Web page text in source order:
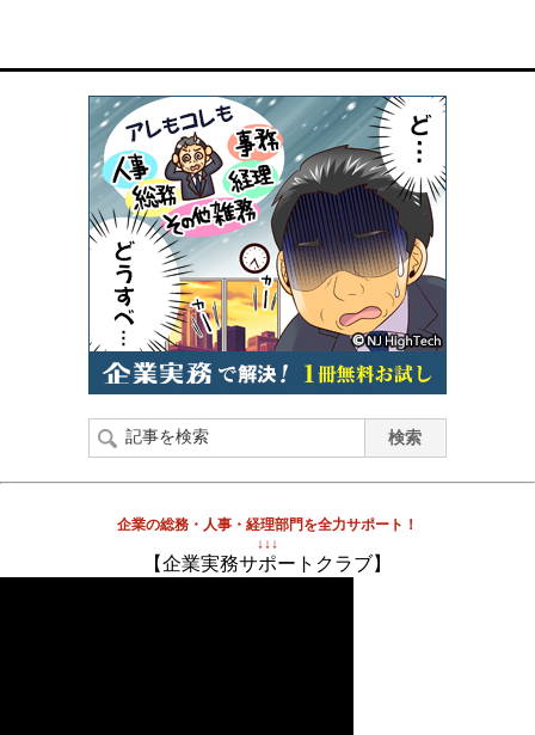
企業の総務・人事・経理部門を全力サポート！
↓↓↓
【企業実務サポートクラブ】